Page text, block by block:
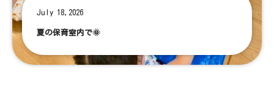
July 18,2026
夏の保育室内で🌞